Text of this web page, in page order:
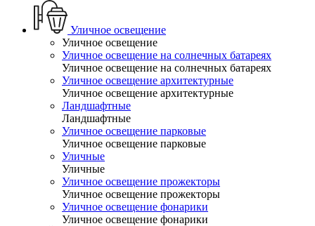
Уличное освещение
Уличное освещение
Уличное освещение на солнечных батареях
Уличное освещение на солнечных батареях
Уличное освещение архитектурные
Уличное освещение архитектурные
Ландшафтные
Ландшафтные
Уличное освещение парковые
Уличное освещение парковые
Уличные
Уличные
Уличное освещение прожекторы
Уличное освещение прожекторы
Уличное освещение фонарики
Уличное освещение фонарики